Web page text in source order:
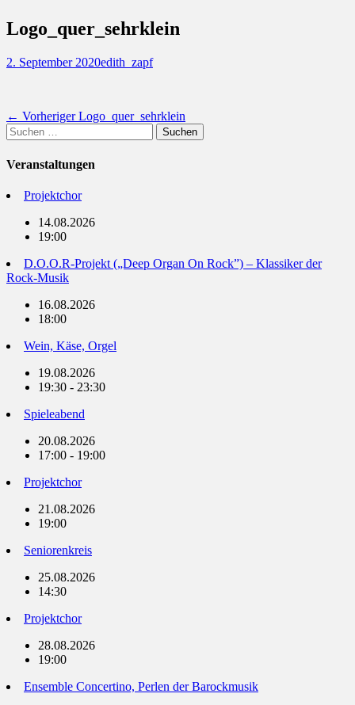
Logo_quer_sehrklein
Posted
2. September 2020Autor
edith_zapf
Beitragsnavigation
← Vorheriger Vorheriger
Logo_quer_sehrklein
Suchen
nach:
Veranstaltungen
Projektchor
14.08.2026
19:00
D.O.O.R-Projekt („Deep Organ On Rock”) – Klassiker der
Rock-Musik
16.08.2026
18:00
Wein, Käse, Orgel
19.08.2026
19:30 - 23:30
Spieleabend
20.08.2026
17:00 - 19:00
Projektchor
21.08.2026
19:00
Seniorenkreis
25.08.2026
14:30
Projektchor
28.08.2026
19:00
Ensemble Concertino, Perlen der Barockmusik